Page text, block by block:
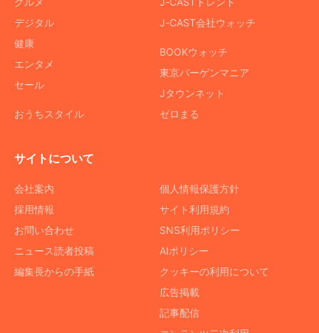
デジタル
健康
エンタメ
セール
おうちスタイル
J-CAST会社ウォッチ
BOOKウォッチ
東京バーゲンマニア
Jタウンネット
ゼロまる
サイトについて
会社案内
採用情報
お問い合わせ
ニュース読者投稿
編集長からの手紙
個人情報保護方針
サイト利用規約
SNS利用ポリシー
AIポリシー
クッキーの利用について
広告掲載
記事配信